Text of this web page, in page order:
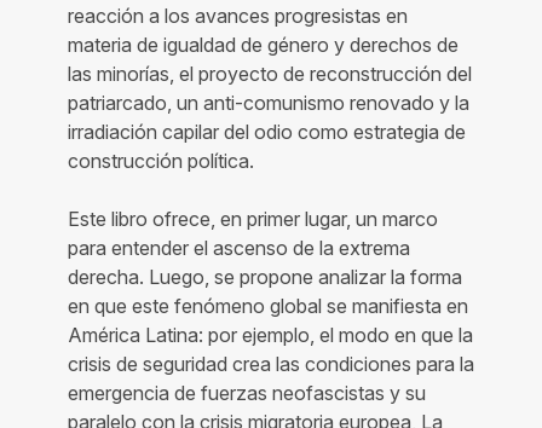
reacción a los avances progresistas en
materia de igualdad de género y derechos de
las minorías, el proyecto de reconstrucción del
patriarcado, un anti-comunismo renovado y la
irradiación capilar del odio como estrategia de
construcción política.
Este libro ofrece, en primer lugar, un marco
para entender el ascenso de la extrema
derecha. Luego, se propone analizar la forma
en que este fenómeno global se manifiesta en
América Latina: por ejemplo, el modo en que la
crisis de seguridad crea las condiciones para la
emergencia de fuerzas neofascistas y su
paralelo con la crisis migratoria europea, La